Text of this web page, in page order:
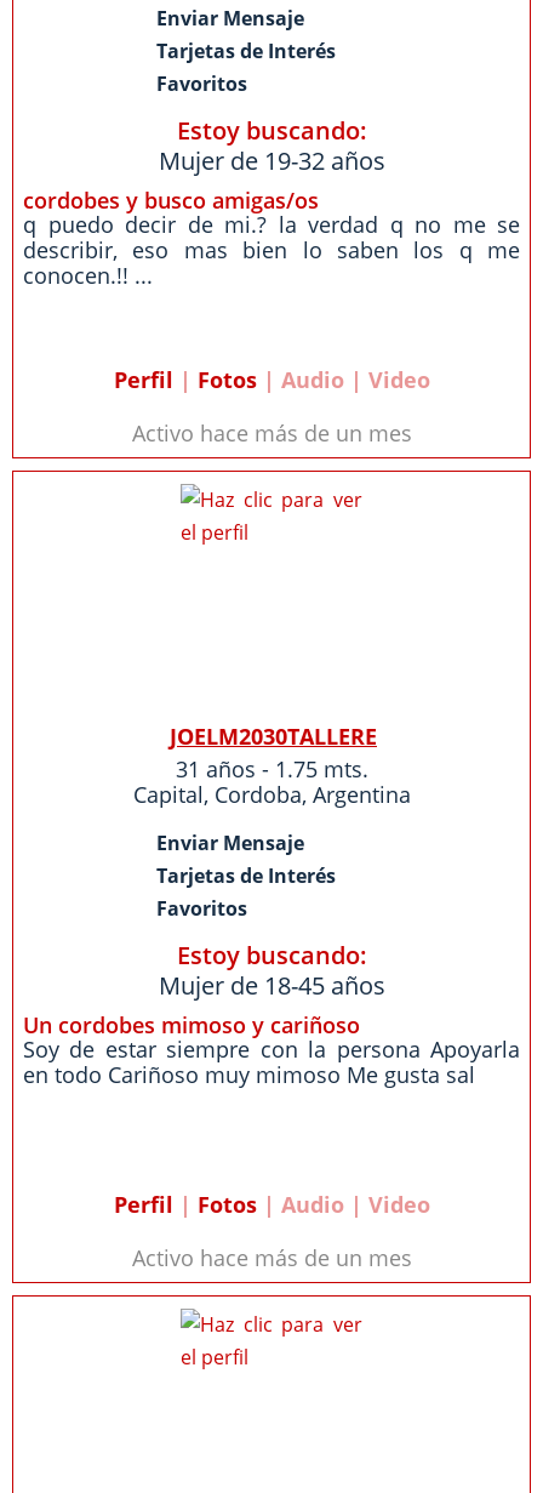
Enviar Mensaje
Tarjetas de Interés
Favoritos
Estoy buscando:
Mujer de 19-32 años
cordobes y busco amigas/os
q puedo decir de mi.? la verdad q no me se
describir, eso mas bien lo saben los q me
conocen.!! ...
Perfil | Fotos| Audio | Video
Activo hace más de un mes
JOELM2030TALLERE
31 años - 1.75 mts.
Capital, Cordoba, Argentina
Enviar Mensaje
Tarjetas de Interés
Favoritos
Estoy buscando:
Mujer de 18-45 años
Un cordobes mimoso y cariñoso
Soy de estar siempre con la persona Apoyarla
en todo Cariñoso muy mimoso Me gusta sal
Perfil | Fotos| Audio | Video
Activo hace más de un mes